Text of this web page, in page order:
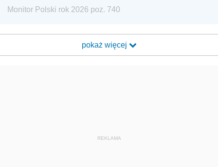
Monitor Polski rok 2026 poz. 740
pokaż więcej
REKLAMA